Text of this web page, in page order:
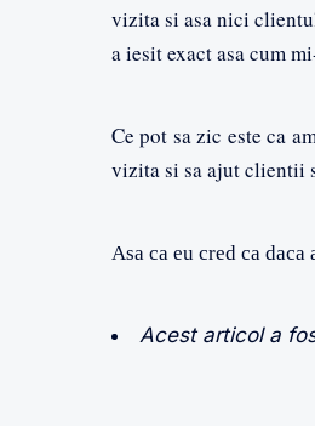
vizita si asa nici
a iesit exact asa cum
Ce pot sa zic este ca
vizita si sa ajut clientii
Asa ca eu cred ca
Acest articol a